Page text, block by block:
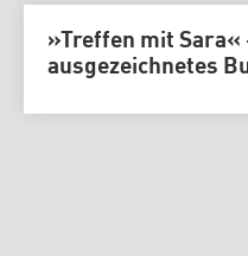
»Treffen mit Sara«
ausgezeichnetes